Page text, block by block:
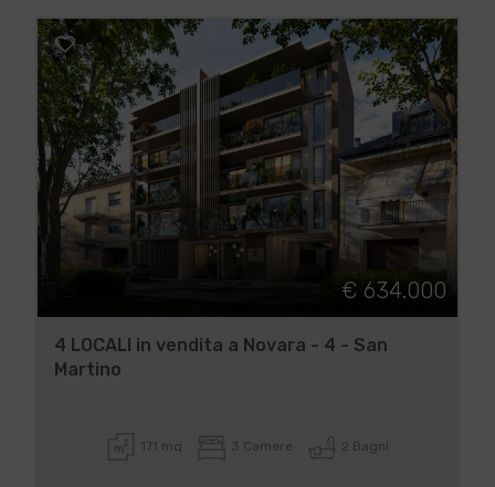
€ 634.000
4 LOCALI in vendita a Novara - 4 - San
Martino
171 mq 3 Camere 2 Bagni